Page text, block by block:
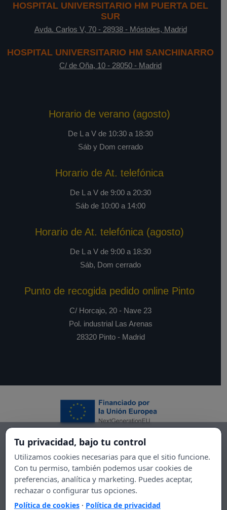
HOSPITAL UNIVERSITARIO HM PUERTA DEL
SUR
Avda. Carlos V, 70- 28938- Móstoles, Madrid
HOSPITAL UNIVERSITARIO HM SANCHINARRO
C/ de Oña, 10 - 28050 - Madrid
Horario de verano (agosto)
De L a V de 10:30 a 18:30
Sáb y Dom cerrado
Horario de At. telefónica
De L a V de 9:00 a 20:30
Sáb de 10:00 a 14:00
Horario de At. telefónica (agosto)
De L a V de 9:00 a 18:30
Sáb, Dom cerrado
Punto de recogida pedido online Pinto
C/ Horcajo, 20 - Nave 23
Pol. industrial Las Arenas
28320 Pinto - Madrid
Tu privacidad, bajo tu control
Utilizamos cookies necesarias para que el sitio funcione.
Con tu permiso, también podemos usar cookies de
preferencias, analítica y marketing. Puedes aceptar,
rechazar o configurar tus opciones.
Política de cookies · Política de privacidad